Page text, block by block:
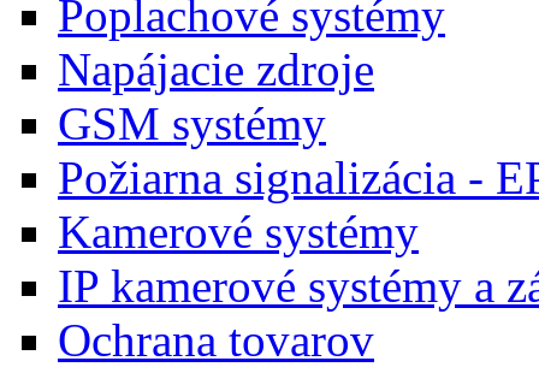
Poplachové systémy
Napájacie zdroje
GSM systémy
Požiarna signalizácia -
Kamerové systémy
IP kamerové systémy a
Ochrana tovarov